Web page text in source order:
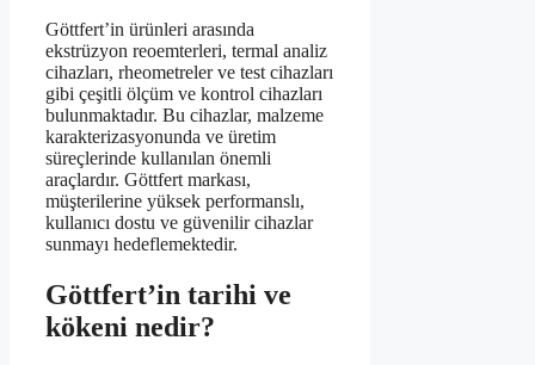
Göttfert’in ürünleri arasında
ekstrüzyon reoemterleri, termal analiz
cihazları, rheometreler ve test cihazları
gibi çeşitli ölçüm ve kontrol cihazları
bulunmaktadır. Bu cihazlar, malzeme
karakterizasyonunda ve üretim
süreçlerinde kullanılan önemli
araçlardır. Göttfert markası,
müşterilerine yüksek performanslı,
kullanıcı dostu ve güvenilir cihazlar
sunmayı hedeflemektedir.
Göttfert’in tarihi ve
kökeni nedir?